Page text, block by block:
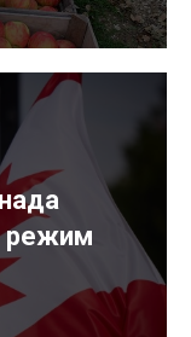
режим